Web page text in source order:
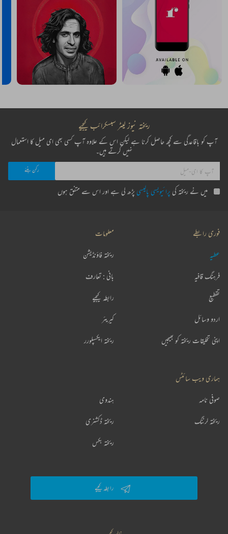
ریختہ نیوز لیٹر سبسکرائب کیجیے
آپ کو باقاعدگی سے کچھ حاصل کرنا ہے لیکن اس کے علاوہ آپ کسی بھی ای میل کا استعمال
نہیں کرتے ہیں۔
میں نے ریختہ کی پرائیویسی پالیسی پڑھ لی ہے اور اس سے متفق ہوں
فوری رابطے
عطیہ
فرہنگ قافیہ
تقطیع
اردو وسائل
اپنی تخلیقات ریختہ کو بھیجیں
معلومات
ریختہ فاؤنڈیشن
بانی : تعارف
رابطہ کیجیے
کیریئر
ریختہ ایکسپلورر
ہماری ویب سائٹس
ہندوی صوفی نامہ
ریختہ ڈکشنری ریختہ لرننگ
ریختہ بکس
رابطہ کیجیے